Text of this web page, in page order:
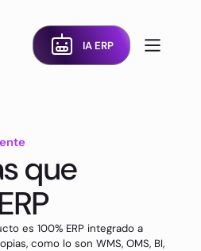
IA ERP
que
es 100% ERP integrado a
como lo son WMS, OMS, BI,